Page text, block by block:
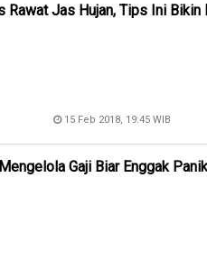
Rawat Jas Hujan, Tips Ini
15 Feb 2018, 19:45 WIB
Gaji Biar Enggak